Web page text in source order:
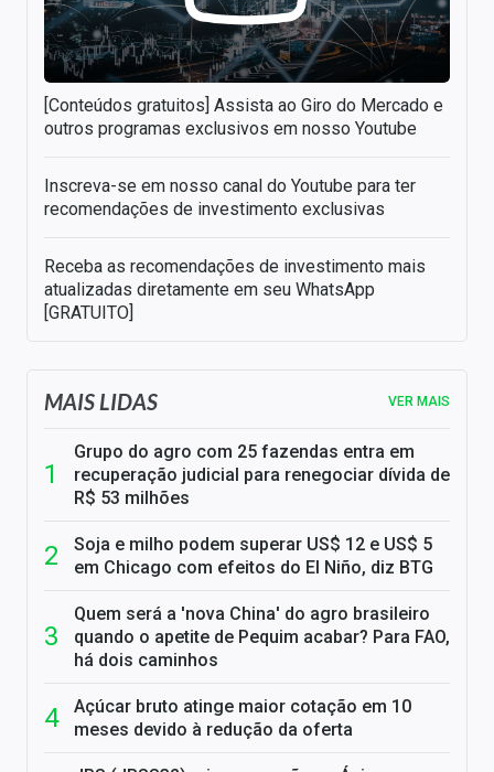
[Conteúdos gratuitos] Assista ao Giro do Mercado e
outros programas exclusivos em nosso Youtube
Inscreva-se em nosso canal do Youtube para ter
recomendações de investimento exclusivas
Receba as recomendações de investimento mais
atualizadas diretamente em seu WhatsApp
[GRATUITO]
MAIS LIDAS VER MAIS
Grupo do agro com 25 fazendas entra em
recuperação judicial para renegociar dívida de
R$ 53 milhões
Soja e milho podem superar US$ 12 e US$ 5
em Chicago com efeitos do El Niño, diz BTG
Quem será a 'nova China' do agro brasileiro
quando o apetite de Pequim acabar? Para FAO,
há dois caminhos
Açúcar bruto atinge maior cotação em 10
meses devido à redução da oferta